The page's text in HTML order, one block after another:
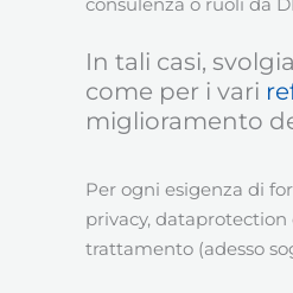
In tali casi,
come per i vari
miglioramento
Per ogni esigenza di
privacy,
trattamento (adesso